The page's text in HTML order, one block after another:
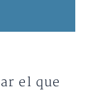
el que